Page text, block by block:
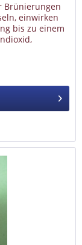
Brünierungen
einwirken
bis zu einem